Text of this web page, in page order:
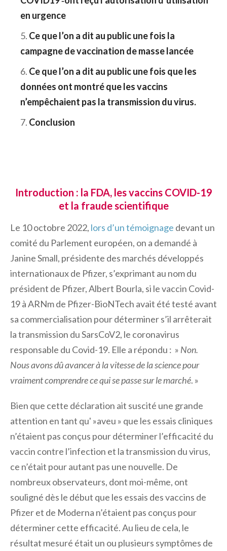
en urgence
Ce que l’on a dit au public une fois la
campagne de vaccination de masse lancée
Ce que l’on a dit au public une fois que les
données ont montré que les vaccins
n’empêchaient pas la transmission du virus.
Conclusion
Introduction : la FDA, les vaccins COVID-19
et la fraude scientifique
Le 10 octobre 2022, lors d’un témoignage devant un
comité du Parlement européen, on a demandé à
Janine Small, présidente des marchés développés
internationaux de Pfizer, s’exprimant au nom du
président de Pfizer, Albert Bourla, si le vaccin Covid-
19 à ARNm de Pfizer-BioNTech avait été testé avant
sa commercialisation pour déterminer s’il arrêterait
la transmission du SarsCoV2, le coronavirus
responsable du Covid-19. Elle a répondu : » Non.
Nous avons dû avancer à la vitesse de la science pour
vraiment comprendre ce qui se passe sur le marché. »
Bien que cette déclaration ait suscité une grande
attention en tant qu' »aveu » que les essais cliniques
n’étaient pas conçus pour déterminer l’efficacité du
vaccin contre l’infection et la transmission du virus,
ce n’était pour autant pas une nouvelle. De
nombreux observateurs, dont moi-même, ont
souligné dès le début que les essais des vaccins de
Pfizer et de Moderna n’étaient pas conçus pour
déterminer cette efficacité. Au lieu de cela, le
résultat mesuré était un ou plusieurs symptômes de